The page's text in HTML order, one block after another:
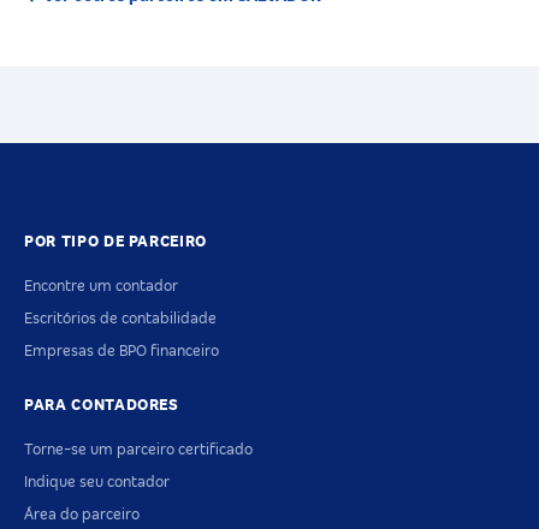
POR TIPO DE PARCEIRO
Encontre um contador
Escritórios de contabilidade
Empresas de BPO financeiro
PARA CONTADORES
Torne-se um parceiro certificado
Indique seu contador
Área do parceiro